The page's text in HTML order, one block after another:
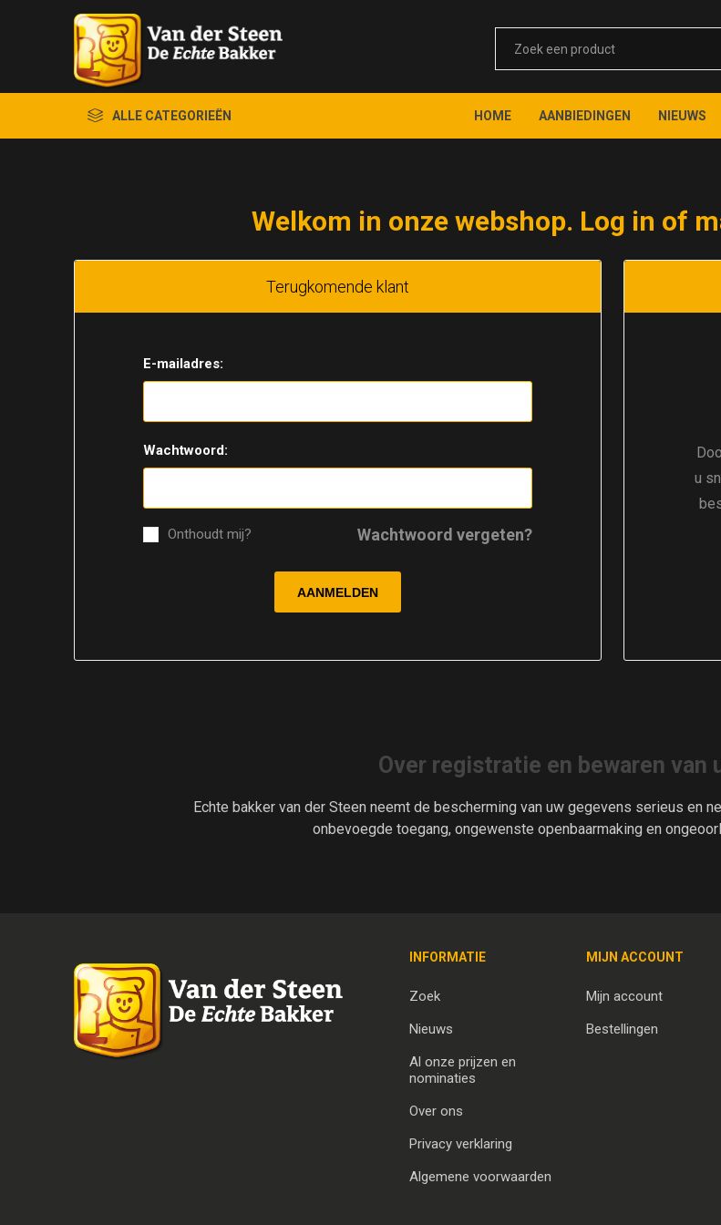
ALLE CATEGORIEËN HOME AANBIEDINGEN NIEUWS
Welkom in onze webshop. Log in of
u
Terugkomende klant
E-mailadres:
Wachtwoord:
Wachtwoord vergeten?
Onthoudt mij?
Over registratie en bewaren van
Echte bakker van der Steen neemt de bescherming van uw gegevens serieus en
onbevoegde toegang, ongewenste openbaarmaking en
INFORMATIE
Zoek
Nieuws
Al onze prijzen en
nominaties
Over ons
Privacy verklaring
Algemene voorwaarden
MIJN ACCOUNT
Mijn account
Bestellingen